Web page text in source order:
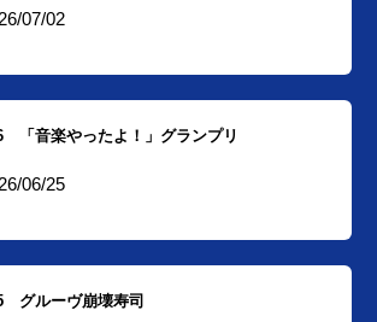
07/02
「音楽やったよ！」グランプリ
06/25
グルーヴ崩壊寿司